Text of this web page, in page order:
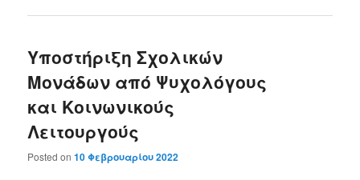
Υποστήριξη Σχολικών
Μονάδων από Ψυχολόγους
και Κοινωνικούς
Λειτουργούς
Posted on10 Φεβρουαρίου 2022